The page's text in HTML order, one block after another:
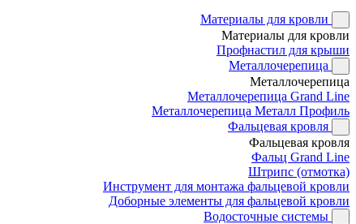
Материалы для кровли
Материалы для кровли
Профнастил для крыши
Металлочерепица
Металлочерепица
Металлочерепица Grand Line
Металлочерепица Металл Профиль
Фальцевая кровля
Фальцевая кровля
Фальц Grand Line
Штрипс (отмотка)
Инструмент для монтажа фальцевой кровли
Доборные элементы для фальцевой кровли
Водосточные системы